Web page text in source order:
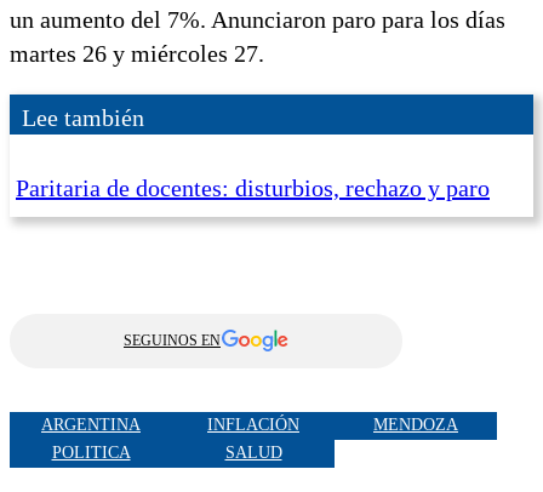
un aumento del 7%. Anunciaron paro para los días
martes 26 y miércoles 27.
Lee también
Paritaria de docentes: disturbios, rechazo y paro
SEGUINOS EN
ARGENTINA INFLACIÓN
MENDOZA
POLITICA
SALUD